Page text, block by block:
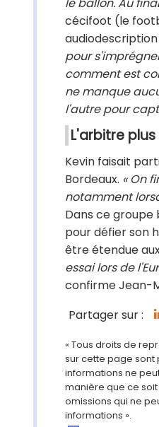
cécifoot (le
pour
comment est
ne manque
l'autre pour
L'arbitre
Kevin faisait
Bordeaux. « On
notamment
Dans ce groupe
pour défier son
être étendue
essai lors de
confirme Jean-
Partager sur :
« Tous droits de
sur cette page sont
informations ne
manière que ce
omissions qui ne
informations ».